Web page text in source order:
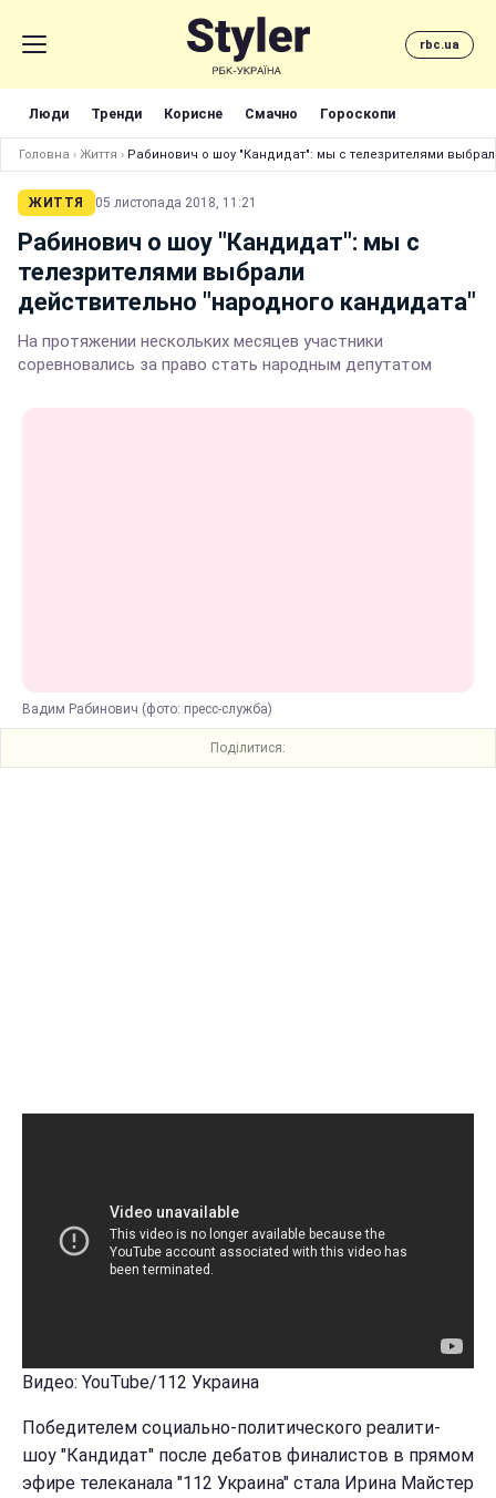
rbc.ua
Люди Тренди Корисне Смачно Гороскопи
Головна › Життя › Рабинович о шоу "Кандидат": мы с телезрителями
ЖИТТЯ 05 листопада 2018, 11:21
Рабинович о шоу "Кандидат": мы с
телезрителями выбрали
действительно "народного кандидата"
На протяжении нескольких месяцев участники
соревновались за право стать народным депутатом
Вадим Рабинович (фото: пресс-служба)
Поділитися:
Видео: YouTube/112 Украина
Победителем социально-политического реалити-
шоу "Кандидат" после дебатов финалистов в прямом
эфире телеканала "112 Украина" стала Ирина Майстер